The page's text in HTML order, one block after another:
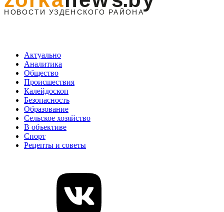
Актуально
Аналитика
Общество
Происшествия
Калейдоскоп
Безопасность
Образование
Сельское хозяйство
В объективе
Спорт
Рецепты и советы